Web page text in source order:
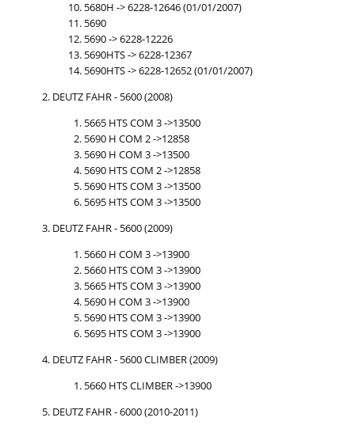
5680H -> 6228-12646 (01/01/2007)
5690
5690 -> 6228-12226
5690HTS -> 6228-12367
5690HTS -> 6228-12652 (01/01/2007)
DEUTZ FAHR - 5600 (2008)
5665 HTS COM 3 ->13500
5690 H COM 2 ->12858
5690 H COM 3 ->13500
5690 HTS COM 2 ->12858
5690 HTS COM 3 ->13500
5695 HTS COM 3 ->13500
DEUTZ FAHR - 5600 (2009)
5660 H COM 3 ->13900
5660 HTS COM 3 ->13900
5665 HTS COM 3 ->13900
5690 H COM 3 ->13900
5690 HTS COM 3 ->13900
5695 HTS COM 3 ->13900
DEUTZ FAHR - 5600 CLIMBER (2009)
5660 HTS CLIMBER ->13900
DEUTZ FAHR - 6000 (2010-2011)